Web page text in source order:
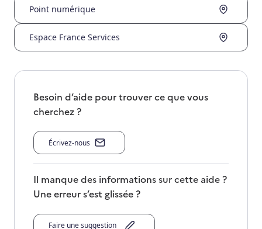
Point numérique
Espace France Services
Besoin d’aide pour trouver ce que vous
cherchez ?
Écrivez-nous
Il manque des informations sur cette aide ?
Une erreur s’est glissée ?
Faire une suggestion